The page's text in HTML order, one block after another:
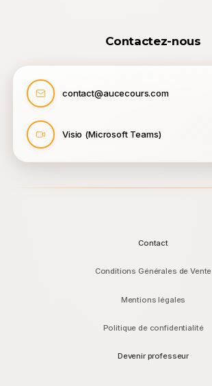
Contactez-nous
contact@aucecours.com
Visio (Microsoft Teams)
Contact
Conditions Générales de Vente
Mentions légales
Politique de confidentialité
Devenir professeur